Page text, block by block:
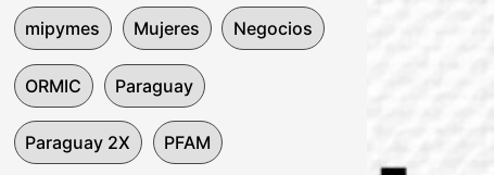
mipymes Mujeres Negocios
ORMIC Paraguay
Paraguay 2X PFAM